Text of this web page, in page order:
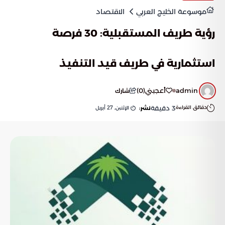
موسوعة الخليج العربي الاقتصاد
رؤية طريف المستقبلية: 30 فرصة
استثمارية في طريف قيد التنفيذ
admin أعجبني(
0
) شارك
دقائق القراءة3 دقيقةنشر: الإثنين, 27 أبريل